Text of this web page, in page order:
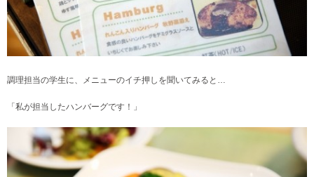
調理担当の学生に、メニューのイチ押しを聞いてみると…
「私が担当したハンバーグです！」